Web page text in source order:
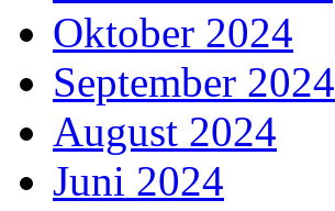
Oktober 2024
September 2024
August 2024
Juni 2024